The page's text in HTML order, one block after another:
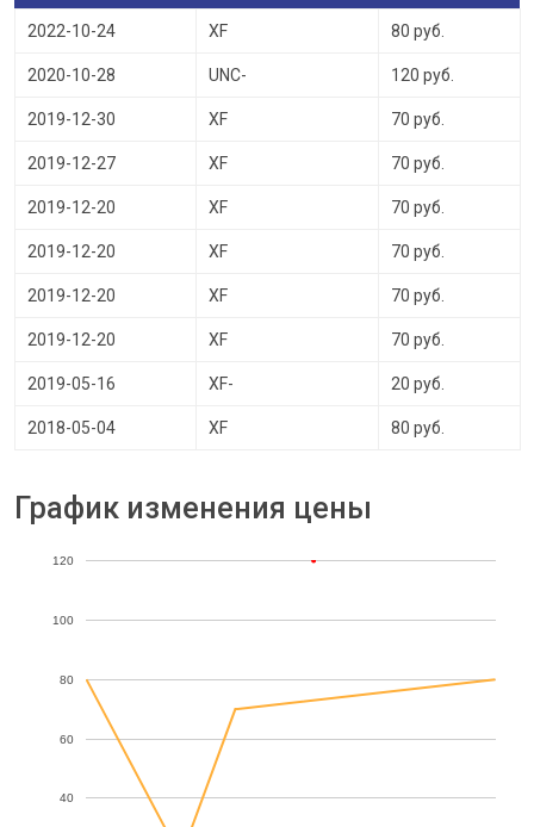
2022-10-24 XF 80 руб.
2020-10-28 UNC- 120 руб.
2019-12-30 XF 70 руб.
2019-12-27 XF 70 руб.
2019-12-20 XF 70 руб.
2019-12-20 XF 70 руб.
2019-12-20 XF 70 руб.
2019-12-20 XF 70 руб.
2019-05-16 XF- 20 руб.
2018-05-04 XF 80 руб.
График изменения цены
40
60
80
100
120